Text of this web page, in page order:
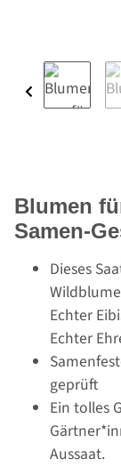
Blumen
Samen-
Dieses
Echter
Echter
geprüft
Ein tolles
Aussaat.